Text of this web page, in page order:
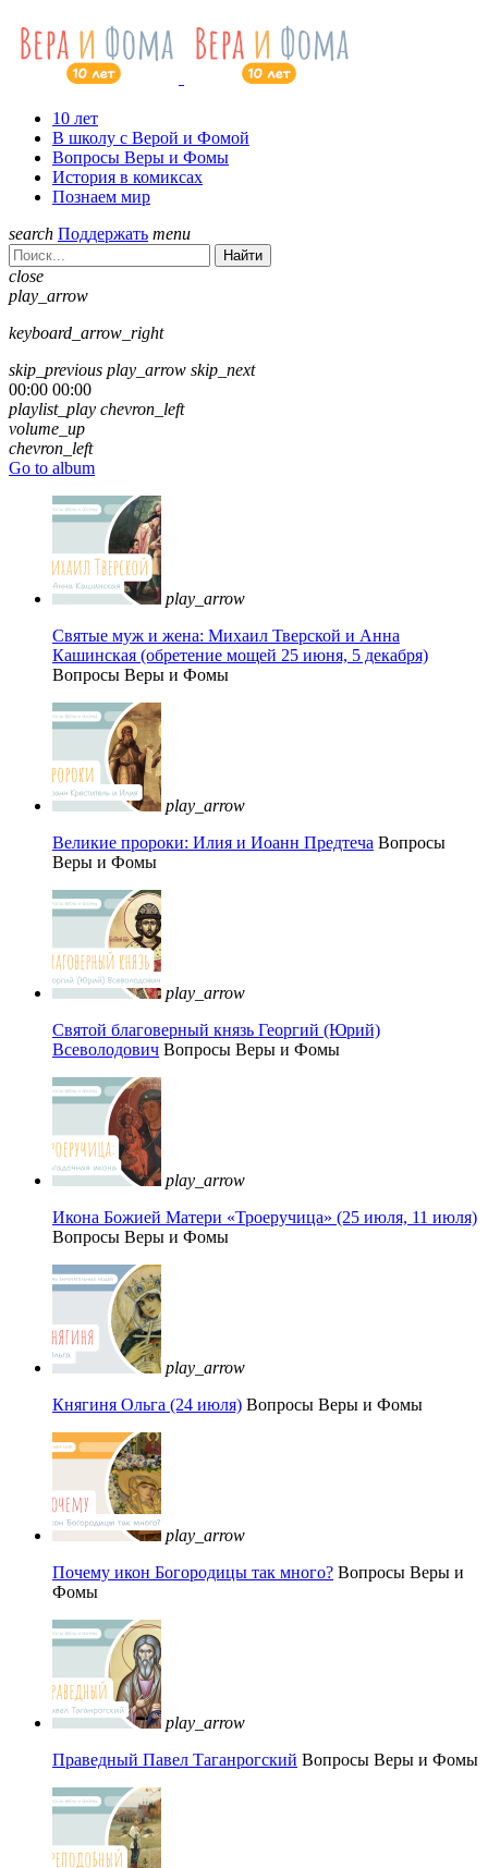
10 лет
В школу с Верой и Фомой
Вопросы Веры и Фомы
История в комиксах
Познаем мир
search Поддержать menu
Найти
close
play_arrow
keyboard_arrow_right
skip_previous play_arrow skip_next
00:00 00:00
playlist_play chevron_left
volume_up
chevron_left
Go to album
play_arrow
Святые муж и жена: Михаил Тверской и Анна
Кашинская (обретение мощей 25 июня, 5 декабря)
Вопросы Веры и Фомы
play_arrow
Великие пророки: Илия и Иоанн Предтеча Вопросы
Веры и Фомы
play_arrow
Святой благоверный князь Георгий (Юрий)
Всеволодович Вопросы Веры и Фомы
play_arrow
Икона Божией Матери «Троеручица» (25 июля, 11 июля)
Вопросы Веры и Фомы
play_arrow
Княгиня Ольга (24 июля) Вопросы Веры и Фомы
play_arrow
Почему икон Богородицы так много? Вопросы Веры и
Фомы
play_arrow
Праведный Павел Таганрогский Вопросы Веры и Фомы